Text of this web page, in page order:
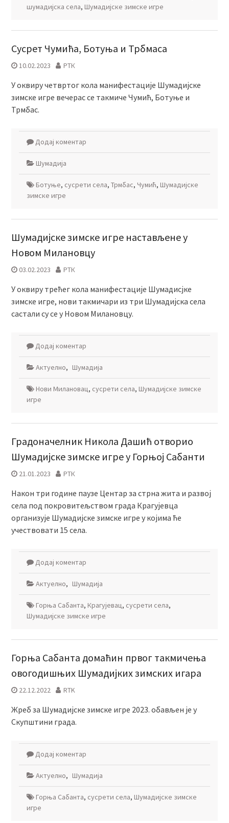
шумадијска села, Шумадијске зимске игре
Сусрет Чумића, Ботуња и Трбмаса
10.02.2023 РТК
У оквиру четвртог кола манифестације Шумадијске
зимске игре вечерас се такмиче Чумић, Ботуње и
Трмбас.
Додај коментар
Шумадија
Ботуње, сусрети села, Трмбас, Чумић, Шумадијске
зимске игре
Шумадијске зимске игре настављене у
Новом Милановцу
03.02.2023 РТК
У оквиру трећег кола манифестације Шумадисјке
зимске игре, нови такмичари из три Шумадијска села
састали су се у Новом Милановцу.
Додај коментар
Актуелно, Шумадија
Нови Милановац, сусрети села, Шумадијске зимске
игре
Градоначелник Никола Дашић отворио
Шумадијске зимске игре у Горњој Сабанти
21.01.2023 РТК
Након три године паузе Центар за стрна жита и развој
села под покровитељством града Крагујевца
организује Шумадијске зимске игре у којима ће
учествовати 15 села.
Додај коментар
Актуелно, Шумадија
Горња Сабанта, Крагујевац, сусрети села,
Шумадијске зимске игре
Горња Сабанта домаћин првог такмичења
овогодишњих Шумадијких зимских игара
22.12.2022 RTK
Жреб за Шумадијске зимске игре 2023. обављен је у
Скупштини града.
Додај коментар
Актуелно, Шумадија
Горња Сабанта, сусрети села, Шумадијске зимске
игре